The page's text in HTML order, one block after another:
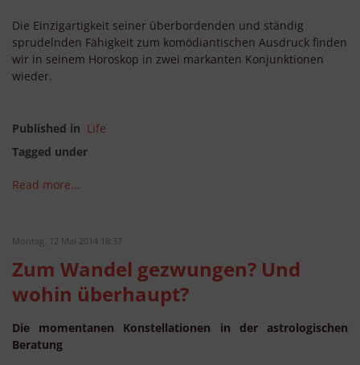
Die Einzigartigkeit seiner überbordenden und ständig
sprudelnden Fähigkeit zum komödiantischen Ausdruck finden
wir in seinem Horoskop in zwei markanten Konjunktionen
wieder.
Published in Life
Tagged under
Read more...
Montag, 12 Mai 2014 18:37
Zum Wandel gezwungen? Und
wohin überhaupt?
Die momentanen Konstellationen in der astrologischen
Beratung